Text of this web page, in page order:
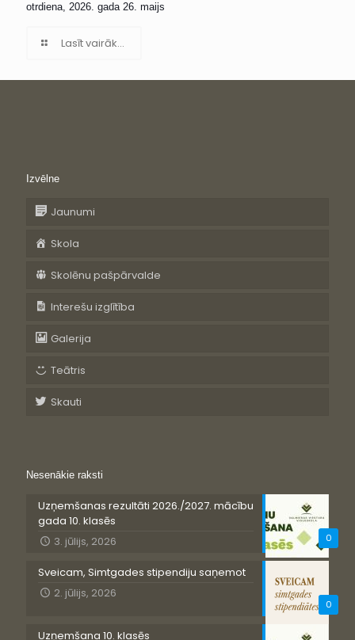
otrdiena, 2026. gada 26. maijs
Lasīt vairāk...
Izvēlne
Jaunumi
Skola
Skolēnu pašpārvalde
Interešu izglītība
Galerija
Teātris
Skauti
Nesenākie raksti
0
Uzņemšanas rezultāti 2026./2027. mācību
gada 10. klasēs
3. jūlijs, 2026
0
Sveicam, Simtgades stipendiju saņemot
2. jūlijs, 2026
Uzņemšana 10. klasēs